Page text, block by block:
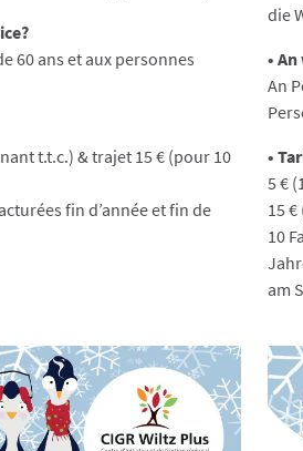
60 ans et aux personnes
t.t.c.) & trajet 15 € (pour 10
fin d’année et fin de
die
•
An
•
5 €
15
10
am